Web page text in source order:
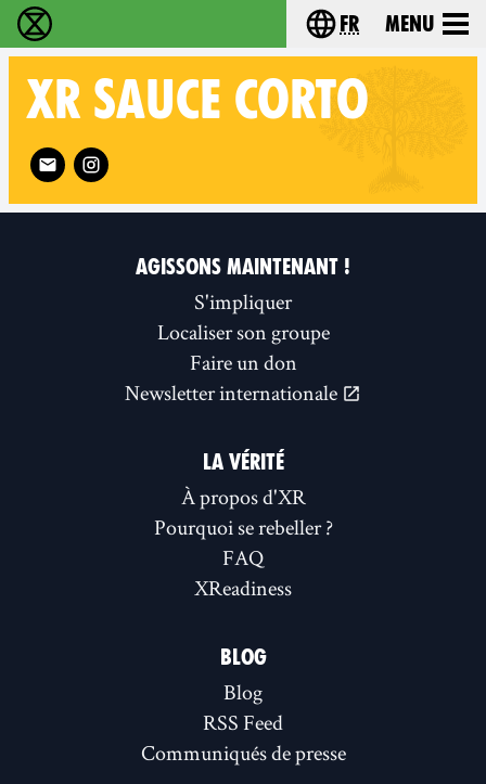
Extinction Rebellion - Home Choisissez votre
fr Menu
XR SAUCE CORTO
Follow XR Sauce Corto on
AGISSONS MAINTENANT !
S'impliquer
Localiser son groupe
Faire un don
Newsletter internationale
LA VÉRITÉ
À propos d'XR
Pourquoi se rebeller ?
FAQ
XReadiness
BLOG
Blog
RSS Feed
Communiqués de presse